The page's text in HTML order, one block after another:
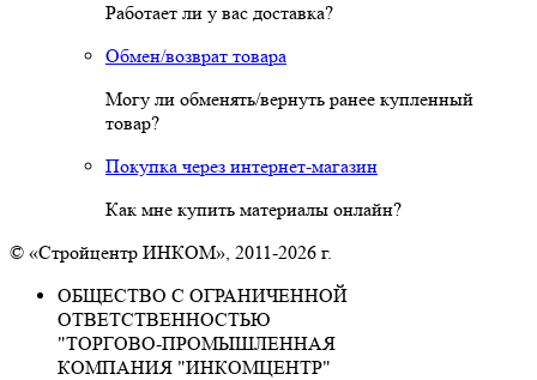
Работает ли у вас доставка?
Обмен/возврат товара
Могу ли обменять/вернуть ранее купленный
товар?
Покупка через интернет-магазин
Как мне купить материалы онлайн?
© «Стройцентр ИНКОМ», 2011-2026 г.
ОБЩЕСТВО С ОГРАНИЧЕННОЙ
ОТВЕТСТВЕННОСТЬЮ
"ТОРГОВО-ПРОМЫШЛЕННАЯ
КОМПАНИЯ "ИНКОМЦЕНТР"